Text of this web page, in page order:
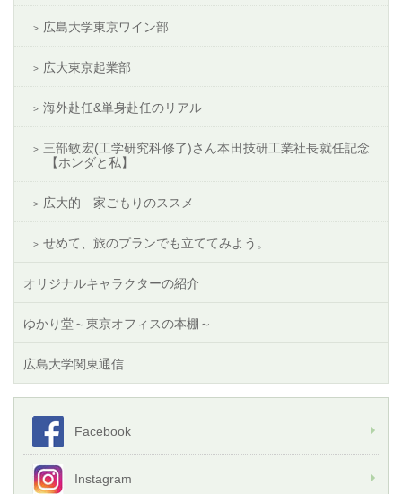
広島大学東京ワイン部
広大東京起業部
海外赴任&単身赴任のリアル
三部敏宏(工学研究科修了)さん本田技研工業社長就任記念
【ホンダと私】
広大的 家ごもりのススメ
せめて、旅のプランでも立ててみよう。
オリジナルキャラクターの紹介
ゆかり堂～東京オフィスの本棚～
広島大学関東通信
Facebook
Instagram